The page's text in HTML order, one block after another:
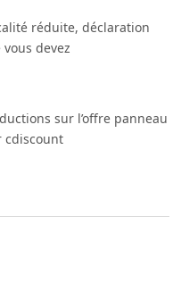
réduite, déclaration
devez
sur l’offre panneau
cdiscount